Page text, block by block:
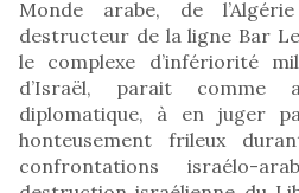
Monde arabe, de
destructeur de la ligne Bar
le complexe d’infériorité
d’Israël, parait comme
diplomatique, à en juger
honteusement frileux
confrontations israélo-